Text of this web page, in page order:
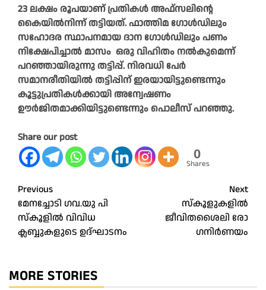
23 ലക്ഷം രൂപയാണ് പ്രതികൾ അഫ്സലിന്റെ
കൈയിൽനിന്ന്‌ തട്ടിയത്. ഫാത്തിമ ഗോൾഡിലും
സഹോദര സ്ഥാപനമായ ദാന ഗോൾഡിലും പണം
നിക്ഷേപിച്ചാൽ മാസം ഒരു വിഹിതം നൽകുമെന്ന്
പറഞ്ഞായിരുന്നു തട്ടിപ്പ്. നിരവധി പേർ
സമാനരീതിയിൽ തട്ടിപ്പിന് ഇരയായിട്ടുണ്ടെന്നും
കൂട്ടുപ്രതികൾക്കായി അന്വേഷണം
ഊർജിതമാക്കിയിട്ടുണ്ടെന്നും പൊലീസ് പറഞ്ഞു.
Share our post
0
Shares
Post
navigation
Previous
മേനച്ചോടി ഗവ.യു പി
സ്കൂളിൽ വിവിധ
ക്ലബ്ബുകളുടെ ഉദ്ഘാടനം
Next
സ്കൂളുകളില്‍
ജീവിതശൈലി രോ​
ഗനിര്‍ണയം
MORE STORIES